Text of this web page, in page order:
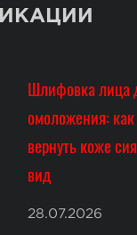
Шлифовка лица
омоложения: как
вернуть коже
вид
28.07.2026